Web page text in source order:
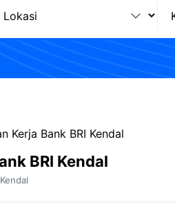
Kerja Bank BRI Kendal
BRI Kendal
Kendal